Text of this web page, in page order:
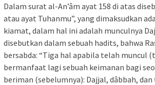
Dalam surat al-An’âm ayat 158 di atas
atau ayat Tuhanmu”, yang dimaksudkan
kiamat, dalam hal ini adalah munculnya
disebutkan dalam sebuah hadits, bahwa
bersabda: “Tiga hal apabila telah muncul
bermanfaat lagi sebuah keimanan bagi
beriman (sebelumnya): Dajjal, dâbbah,